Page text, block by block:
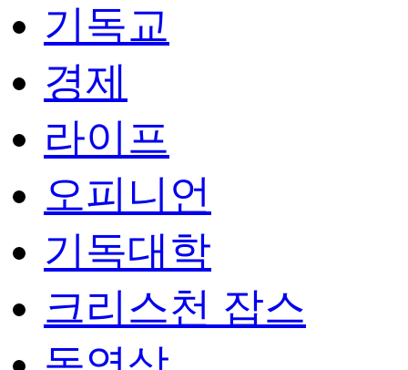
기독교
경제
라이프
오피니언
기독대학
크리스천 잡스